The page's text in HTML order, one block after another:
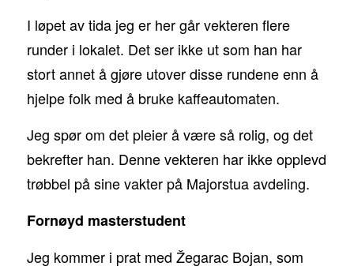
I løpet av tida jeg er her går vekteren flere
runder i lokalet. Det ser ikke ut som han har
stort annet å gjøre utover disse rundene enn å
hjelpe folk med å bruke kaffeautomaten.
Jeg spør om det pleier å være så rolig, og det
bekrefter han. Denne vekteren har ikke opplevd
trøbbel på sine vakter på Majorstua avdeling.
Fornøyd masterstudent
Jeg kommer i prat med Žegarac Bojan, som